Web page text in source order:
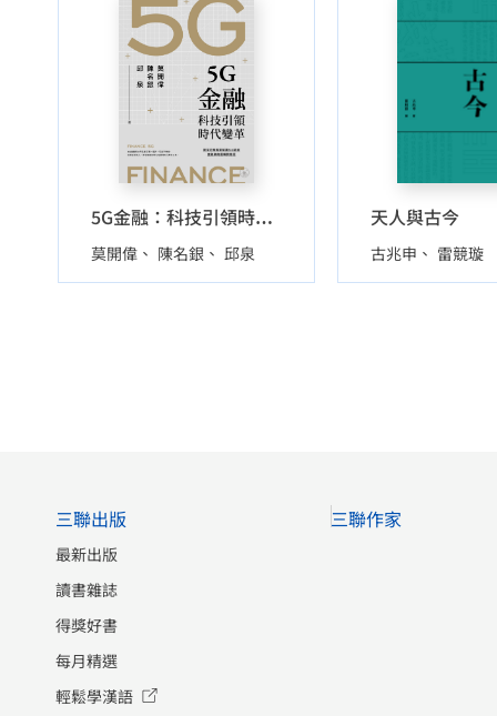
5G金融：科技引領時代變革
莫開偉 陳名銀 邱泉
天人與古今
古兆申 雷競璇
三聯出版
最新出版
讀書雜誌
得獎好書
每月精選
輕鬆學漢語
三聯作家